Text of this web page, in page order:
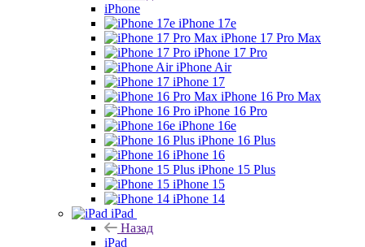
iPhone
iPhone 17e
iPhone 17 Pro Max
iPhone 17 Pro
iPhone Air
iPhone 17
iPhone 16 Pro Max
iPhone 16 Pro
iPhone 16e
iPhone 16 Plus
iPhone 16
iPhone 15 Plus
iPhone 15
iPhone 14
iPad
Назад
iPad